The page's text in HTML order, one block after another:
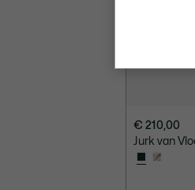
€ 210,00
Jurk van